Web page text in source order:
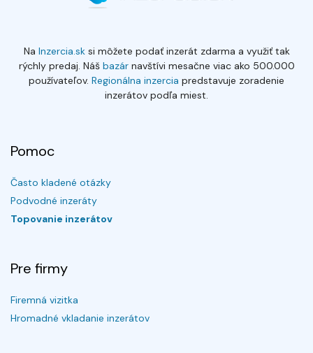
Na Inzercia.sksi môžete podať inzerát zdarma a využiť tak
rýchly predaj. Náš bazárnavštívi mesačne viac ako 500.000
používateľov. Regionálna inzercia predstavuje zoradenie
inzerátov podľa miest.
Pomoc
Často kladené otázky
Podvodné inzeráty
Topovanie inzerátov
Pre firmy
Firemná vizitka
Hromadné vkladanie inzerátov